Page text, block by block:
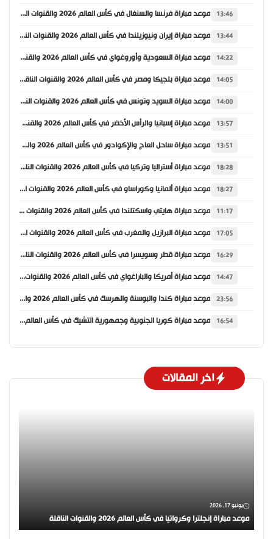
13:46 موعد مباراة فرنسا والسنغال في كأس العالم 2026 والقنوات الناقلة
13:44 موعد مباراة إيران ونيوزيلندا في كأس العالم 2026 والقنوات الناقلة
14:22 موعد مباراة السعودية وأوروغواي في كأس العالم 2026 والقنوات الناقلة
14:05 موعد مباراة بلجيكا ومصر في كأس العالم 2026 والقنوات الناقلة
14:00 موعد مباراة السويد وتونس في كأس العالم 2026 والقنوات الناقلة
13:57 موعد مباراة إسبانيا والرأس الأخضر في كأس العالم 2026 والقنوات الناقلة
13:51 موعد مباراة ساحل العاج والإكوادور في كأس العالم 2026 والقنوات الناقلة
18:28 موعد مباراة أستراليا وتركيا في كأس العالم 2026 والقنوات الناقلة
18:27 موعد مباراة ألمانيا وكوراساو في كأس العالم 2026 والقنوات الناقلة
11:17 موعد مباراة هايتي واسكتلندا في كأس العالم 2026 والقنوات الناقلة
17:05 موعد مباراة البرازيل والمغرب في كأس العالم 2026 والقنوات الناقلة
16:29 موعد مباراة قطر وسويسرا في كأس العالم 2026 والقنوات الناقلة
14:47 موعد مباراة أمريكا والباراغواي في كأس العالم 2026 والقنوات الناقلة
23:56 موعد مباراة كندا والبوسنة والهرسك في كأس العالم 2026 والقنوات الناقلة
16:54 موعد مباراة كوريا الجنوبية وجمهورية التشيك في كأس العالم 2026 والقنوات الناقلة
اخر المقالات
يونيو 17, 2026
موعد مباراة إنجلترا وكرواتيا في كأس العالم 2026 والقنوات الناقلة